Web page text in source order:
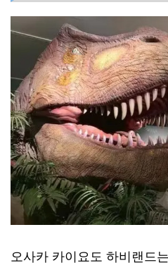
오사카 카이요도 하비랜드